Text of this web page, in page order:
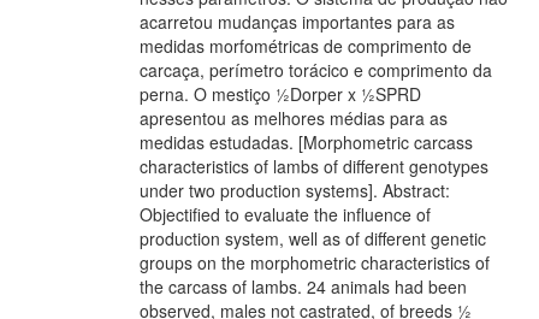
acarretou mudanças importantes para as
medidas morfométricas de comprimento de
carcaça, perímetro torácico e comprimento da
perna. O mestiço ½Dorper x ½SPRD
apresentou as melhores médias para as
medidas estudadas. [Morphometric carcass
characteristics of lambs of different genotypes
under two production systems]. Abstract:
Objectified to evaluate the influence of
production system, well as of different genetic
groups on the morphometric characteristics of
the carcass of lambs. 24 animals had been
observed, males not castrated, of breeds ½